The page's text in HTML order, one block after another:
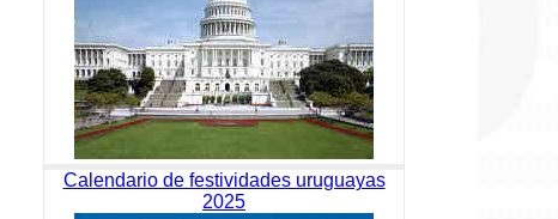
Calendario de festividades uruguayas
2025